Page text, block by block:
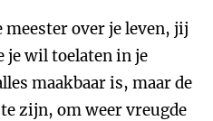
meester over je leven, jij
je wil toelaten in je
maakbaar is, maar de
zijn, om weer vreugde